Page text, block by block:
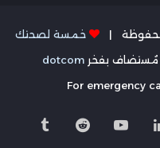
خمسة لصحتك
مُستضاف بفخر dotcom
For emergency
لينكدإنيوتيوب ‏Tumblr